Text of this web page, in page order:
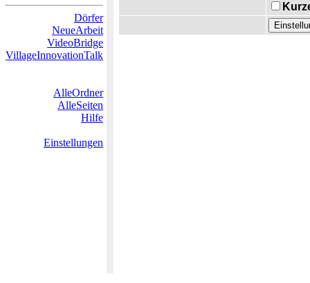
Dörfer
NeueArbeit
VideoBridge
VillageInnovationTalk
AlleOrdner
AlleSeiten
Hilfe
Einstellungen